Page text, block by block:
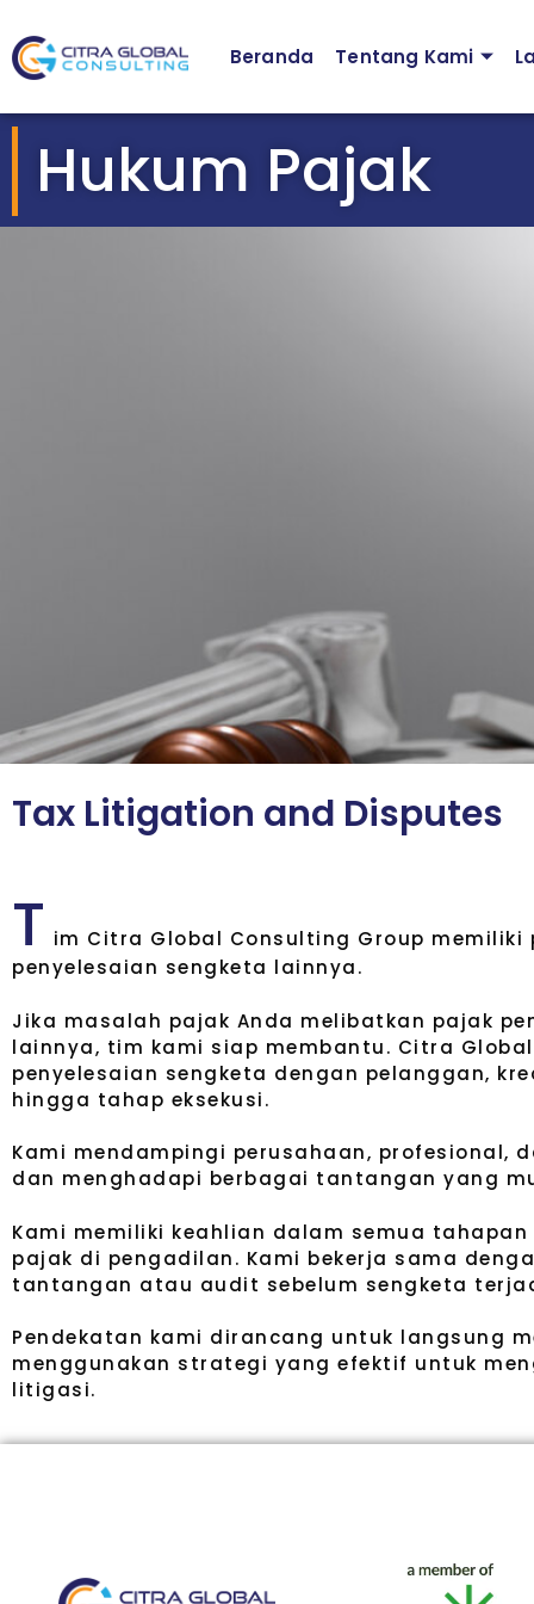
Beranda Tentang Kami
Hukum Pajak
Tax Litigation and Disputes
T im Citra Global Consulting Group
penyelesaian sengketa lainnya.
Jika masalah pajak Anda melibatkan pajak
lainnya, tim kami siap membantu. Citra
penyelesaian sengketa dengan pelanggan,
hingga tahap eksekusi.
Kami mendampingi perusahaan, profesional,
dan menghadapi berbagai tantangan yang
Kami memiliki keahlian dalam semua
pajak di pengadilan. Kami bekerja sama
tantangan atau audit sebelum sengketa
Pendekatan kami dirancang untuk langsung
menggunakan strategi yang efektif untuk
litigasi.